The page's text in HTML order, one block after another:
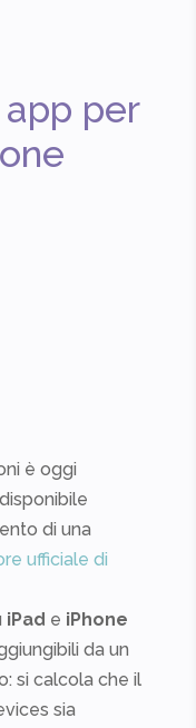
app per
è oggi
di una
ufficiale di
iPad e iPhone
da un
si calcola che il
sia